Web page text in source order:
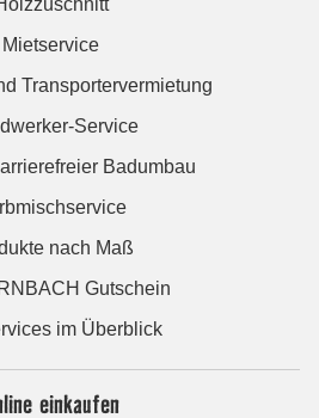
Mietservice
Transportervermietung
Service
Badumbau
nach Maß
Gutschein
im Überblick
einkaufen